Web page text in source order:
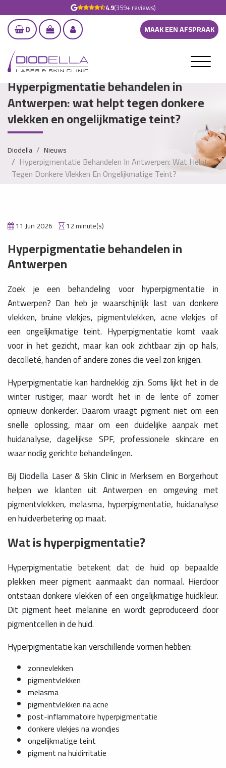
4.9(359+ reviews)
0 MAAK EEN AFSPRAAK
Hyperpigmentatie behandelen in
Antwerpen: wat helpt tegen donkere
vlekken en ongelijkmatige teint?
Diodella Nieuws
Hyperpigmentatie Behandelen In Antwerpen: Wat Helpt
Tegen Donkere Vlekken En Ongelijkmatige Teint?
11 Jun 2026 12 minute(s)
Hyperpigmentatie behandelen in
Antwerpen
Zoek je een behandeling voor hyperpigmentatie in
Antwerpen? Dan heb je waarschijnlijk last van donkere
vlekken, bruine vlekjes, pigmentvlekken, acne vlekjes of
een ongelijkmatige teint. Hyperpigmentatie komt vaak
voor in het gezicht, maar kan ook zichtbaar zijn op hals,
decolleté, handen of andere zones die veel zon krijgen.
Hyperpigmentatie kan hardnekkig zijn. Soms lijkt het in de
winter rustiger, maar wordt het in de lente of zomer
opnieuw donkerder. Daarom vraagt pigment niet om een
snelle oplossing, maar om een duidelijke aanpak met
huidanalyse, dagelijkse SPF, professionele skincare en
waar nodig gerichte behandelingen.
Bij Diodella Laser & Skin Clinic in Merksem en Borgerhout
helpen we klanten uit Antwerpen en omgeving met
pigmentvlekken, melasma, hyperpigmentatie, huidanalyse
en huidverbetering op maat.
Wat is hyperpigmentatie?
Hyperpigmentatie betekent dat de huid op bepaalde
plekken meer pigment aanmaakt dan normaal. Hierdoor
ontstaan donkere vlekken of een ongelijkmatige huidkleur.
Dit pigment heet melanine en wordt geproduceerd door
pigmentcellen in de huid.
Hyperpigmentatie kan verschillende vormen hebben:
zonnevlekken
pigmentvlekken
melasma
pigmentvlekken na acne
post-inflammatoire hyperpigmentatie
donkere vlekjes na wondjes
ongelijkmatige teint
pigment na huidirritatie